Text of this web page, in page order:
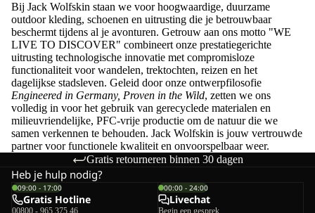
Bij Jack Wolfskin staan we voor hoogwaardige, duurzame
outdoor kleding, schoenen en uitrusting die je betrouwbaar
beschermt tijdens al je avonturen. Getrouw aan ons motto "WE
LIVE TO DISCOVER" combineert onze prestatiegerichte
uitrusting technologische innovatie met compromisloze
functionaliteit voor wandelen, trektochten, reizen en het
dagelijkse stadsleven. Geleid door onze ontwerpfilosofie
Engineered in Germany, Proven in the Wild, zetten we ons
volledig in voor het gebruik van gerecyclede materialen en
milieuvriendelijke, PFC-vrije productie om de natuur die we
samen verkennen te behouden. Jack Wolfskin is jouw vertrouwde
partner voor functionele kwaliteit en onvoorspelbaar weer.
Gratis retourneren binnen 30 dagen
Heb je hulp nodig?
09:00 - 17:00
Gratis Hotline
00800 - 965 375 46
00:00 - 24:00
Livechat
Begin een gesprek